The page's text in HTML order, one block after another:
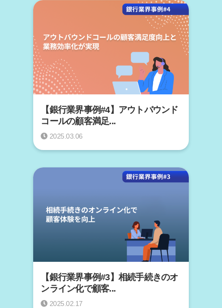
【銀行業界事例#4】アウトバウンド
コールの顧客満足...
2025.03.06
【銀行業界事例#3】相続手続きのオ
ンライン化で顧客...
2025.02.17